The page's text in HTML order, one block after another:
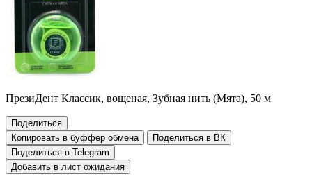
ПрезиДент Классик, вощеная, Зубная нить (Мята), 50 м
Поделиться
Копировать в буффер обмена
Поделиться в ВК
Поделиться в Telegram
Добавить в лист ожидания